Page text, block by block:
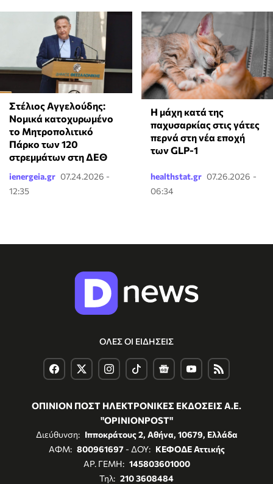
Στέλιος Αγγελούδης:
Νομικά κατοχυρωμένο
το Μητροπολιτικό
Πάρκο των 120
στρεμμάτων στη ΔΕΘ
ienergeia.gr 07.24.2026 -
12:35
Η μάχη κατά της
παχυσαρκίας στις γάτες
περνά στη νέα εποχή
των GLP-1
healthstat.gr 07.26.2026 -
06:34
ΟΛΕΣ ΟΙ ΕΙΔΗΣΕΙΣ
ΟΠΙΝΙΟΝ ΠΟΣΤ ΗΛΕΚΤΡΟΝΙΚΕΣ ΕΚΔΟΣΕΙΣ Α.Ε.
"OPINIONPOST"
Διεύθυνση: Ιπποκράτους 2, Αθήνα, 10679, Ελλάδα
ΑΦΜ: 800961697- ΔΟΥ: ΚΕΦΟΔΕ Αττικής
ΑΡ. ΓΕΜΗ: 145803601000
Τηλ: 210 3608484